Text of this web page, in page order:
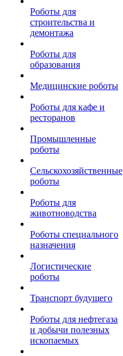
Роботы для
строительства и
демонтажа
Роботы для
образования
Медицинские роботы
Роботы для кафе и
ресторанов
Промышленные
роботы
Сельскохозяйственные
роботы
Роботы для
животноводства
Роботы специального
назначения
Логистические
роботы
Транспорт будущего
Роботы для нефтегаза
и добычи полезных
ископаемых